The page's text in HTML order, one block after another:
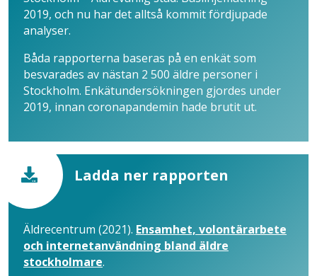
2019, och nu har det alltså kommit fördjupade
analyser.
Båda rapporterna baseras på en enkät som
besvarades av nästan 2 500 äldre personer i
Stockholm. Enkätundersökningen gjordes under
2019, innan coronapandemin hade brutit ut.
Ladda ner rapporten
Äldrecentrum (2021). Ensamhet, volontärarbete
och internetanvändning bland äldre
stockholmare.